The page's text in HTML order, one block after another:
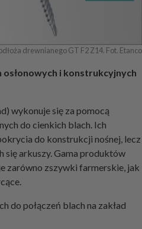
drewnianego GT F2 Z14. Fot. Etanco
osłonowych i konstrukcyjnych
wykonuje się za pomocą
do cienkich blach. Ich
do konstrukcji nośnej, lecz
się arkuszy. Gama produktów
zarówno zszywki farmerskie, jak
do połączeń blach na zakład